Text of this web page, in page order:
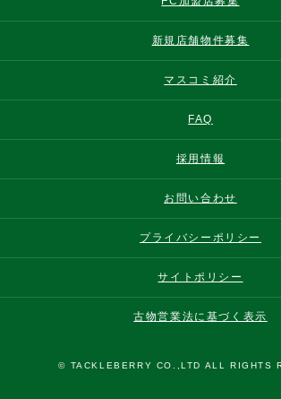
新規店舗物件募集
マスコミ紹介
FAQ
採用情報
お問い合わせ
プライバシーポリシー
サイトポリシー
古物営業法に基づく表示
© TACKLEBERRY CO.,LTD ALL RIGHTS